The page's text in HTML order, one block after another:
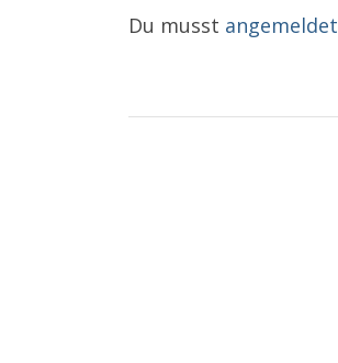
Du musst angemeldet